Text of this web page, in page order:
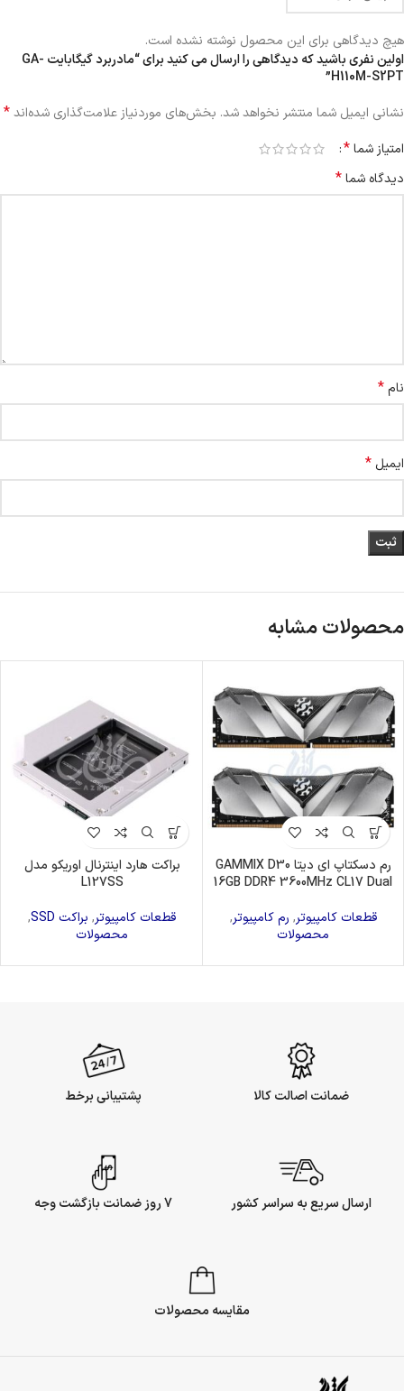
هیچ دیدگاهی برای این محصول نوشته نشده است.
اولین نفری باشید که دیدگاهی را ارسال می کنید برای “مادربرد گیگابایت GA-
H110M-S2PT”
نشانی ایمیل شما منتشر نخواهد شد. بخش‌های موردنیاز علامت‌گذاری شده‌اند*
امتیاز شما*
دیدگاه شما*
نام*
ایمیل *
محصولات مشابه
رم دسکتاپ ای دیتا GAMMIX D30
16GB DDR4 3600MHz CL17 Dual
قطعات کامپیوتر, رم کامپیوتر,
محصولات
براکت هارد اینترنال اوریکو مدل
L127SS
قطعات کامپیوتر, براکت SSD
,
محصولات
ضمانت اصالت کالا پشتیبانی برخط
ارسال سریع به سراسر کشور 7 روز ضمانت بازگشت وجه
مقایسه محصولات